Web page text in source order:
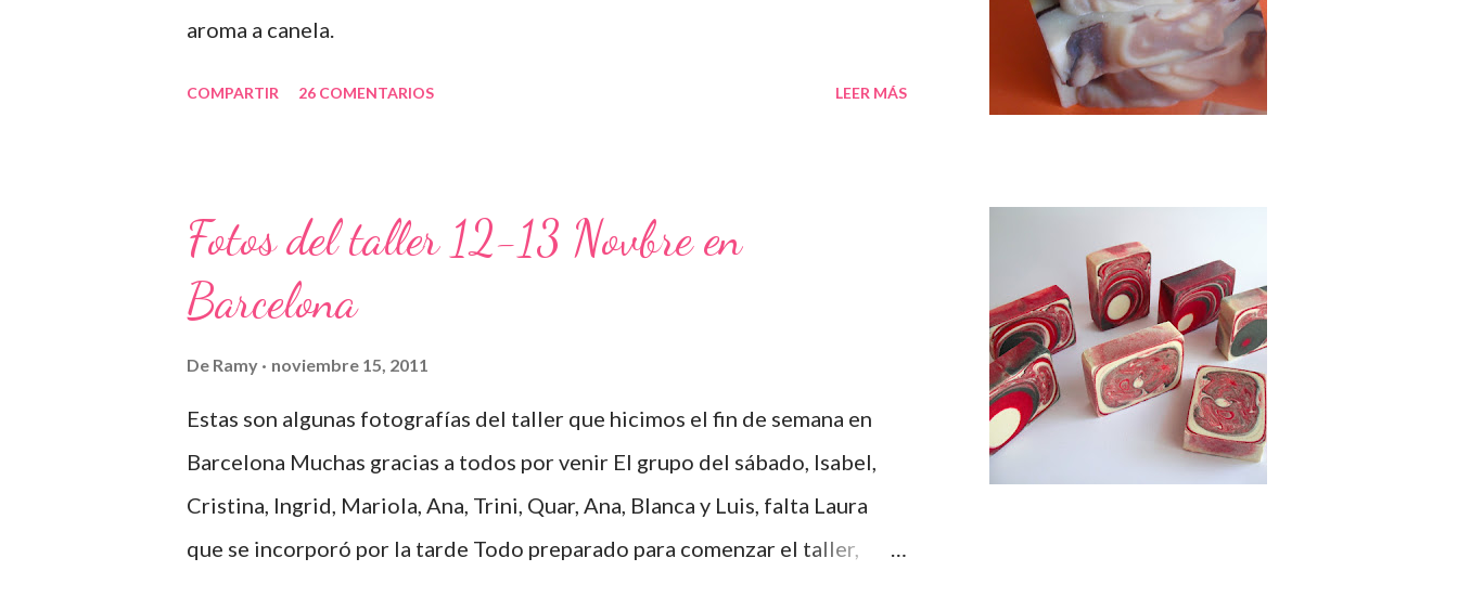
aroma a canela.
COMPARTIR 26 COMENTARIOS LEER MÁS
Fotos del taller 12-13 Novbre en
Barcelona
De Ramy noviembre 15, 2011
Estas son algunas fotografías del taller que hicimos el fin de semana en
Barcelona Muchas gracias a todos por venir El grupo del sábado, Isabel,
Cristina, Ingrid, Mariola, Ana, Trini, Quar, Ana, Blanca y Luis, falta Laura
que se incorporó por la tarde Todo preparado para comenzar el taller,